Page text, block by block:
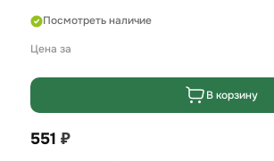
Посмотреть наличие
Цена за
В корзину
551 ₽